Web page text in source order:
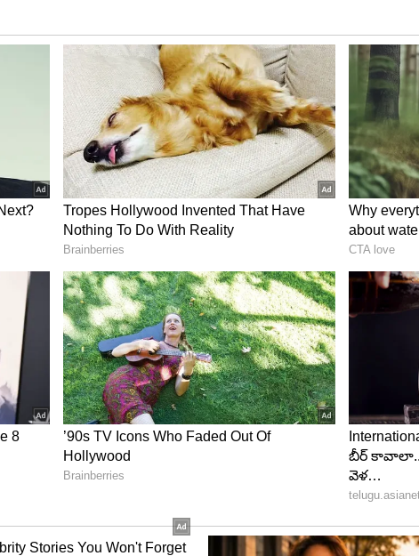
ప్రభాస్ క్రేజ్ వల్ల ఈ సినిమాపై భారీ అంచనాలు
ఆశించిన స్థాయిలో 'సూపర్ హిట్' కాలేకపోయినప్పటికీ,
పొందిందని ఆయన అభిప్రాయపడ్డారు. ఈ సినిమా ఫలితం
బంధం ఏమాత్రం తగ్గలేదని ఆయన స్పష్టం చేశారు.